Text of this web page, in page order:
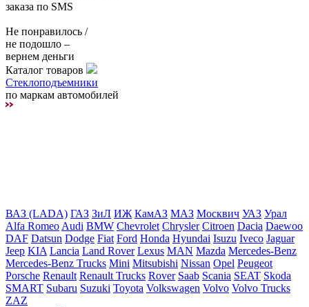
заказа по SMS
Не понравилось /
не подошло –
вернем деньги
Каталог товаров
Стеклоподъемники
по маркам автомобилей
ВАЗ (LADA) ГАЗ ЗиЛ ИЖ КамАЗ МАЗ Москвич УАЗ Урал
Alfa Romeo Audi BMW Chevrolet Chrysler Citroen Dacia Daewoo
DAF Datsun Dodge Fiat Ford Honda Hyundai Isuzu Iveco Jaguar
Jeep KIA Lancia Land Rover Lexus MAN Mazda Mercedes-Benz
Mercedes-Benz Trucks Mini Mitsubishi Nissan Opel Peugeot
Porsche Renault Renault Trucks Rover Saab Scania SEAT Skoda
SMART Subaru Suzuki Toyota Volkswagen Volvo Volvo Trucks
ZAZ